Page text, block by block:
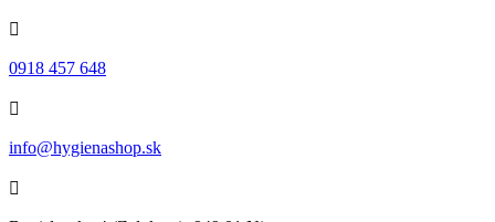

0918 457 648

info@hygienashop.sk
